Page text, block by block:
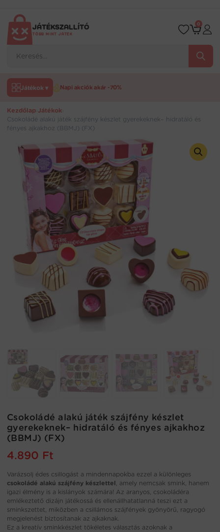
tartalomraJÁTÉKSZALLÍTÓ
TÖBB MINT JÁTÉK
search
0
Játékok ▾ Napi akciók akár -70%
Kezdőlap Játékok
Csokoládé alakú játék szájfény készlet gyerekeknek– hidratáló és
fényes ajkakhoz (BBMJ) (FX)
Csokoládé alakú játék szájfény készlet
gyerekeknek– hidratáló és fényes ajkakhoz
(BBMJ) (FX)
4.890 Ft
Varázsolj édes csillogást a mindennapokba ezzel a különleges
csokoládé alakú szájfény készlettel, amely nemcsak smink, hanem
igazi élmény is a kislányok számára! Az aranyos, csokoládéra
emlékeztető dizájn játékossá és ellenállhatatlanná teszi ezt a
sminkszettet, miközben a csillámos szájfények gyönyörű, ragyogó
megjelenést biztosítanak az ajkaknak.
Ez a kreatív sminkkészlet tökéletes választás azoknak a